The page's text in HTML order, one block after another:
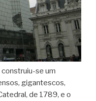
construiu-se um
gigantescos,
de 1789, e o